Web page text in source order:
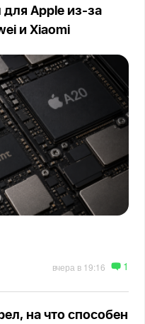
Apple из-за
и Xiaomi
вчера в 19:16 1
на что способен